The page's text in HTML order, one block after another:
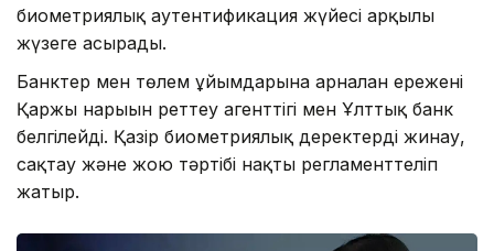
биометриялық аутентификация жүйесі арқылы
жүзеге асырады.
Банктер мен төлем ұйымдарына арналған ережені
Қаржы нарығын реттеу агенттігі мен Ұлттық банк
белгілейді. Қазір биометриялық деректерді жинау,
сақтау және жою тәртібі нақты регламенттеліп
жатыр.